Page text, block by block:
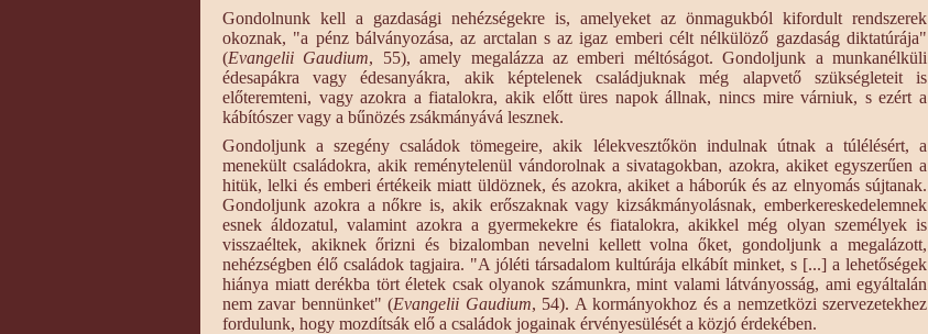
Gondolnunk kell a gazdasági nehézségekre is, amelyeket az önmagukból kifordult rendszerek
okoznak, "a pénz bálványozása, az arctalan s az igaz emberi célt nélkülöző gazdaság diktatúrája"
(Evangelii Gaudium, 55), amely megalázza az emberi méltóságot. Gondoljunk a munkanélküli
édesapákra vagy édesanyákra, akik képtelenek családjuknak még alapvető szükségleteit is
előteremteni, vagy azokra a fiatalokra, akik előtt üres napok állnak, nincs mire várniuk, s ezért a
kábítószer vagy a bűnözés zsákmányává lesznek.
Gondoljunk a szegény családok tömegeire, akik lélekvesztőkön indulnak útnak a túlélésért, a
menekült családokra, akik reménytelenül vándorolnak a sivatagokban, azokra, akiket egyszerűen a
hitük, lelki és emberi értékeik miatt üldöznek, és azokra, akiket a háborúk és az elnyomás sújtanak.
Gondoljunk azokra a nőkre is, akik erőszaknak vagy kizsákmányolásnak, emberkereskedelemnek
esnek áldozatul, valamint azokra a gyermekekre és fiatalokra, akikkel még olyan személyek is
visszaéltek, akiknek őrizni és bizalomban nevelni kellett volna őket, gondoljunk a megalázott,
nehézségben élő családok tagjaira. "A jóléti társadalom kultúrája elkábít minket, s [...] a lehetőségek
hiánya miatt derékba tört életek csak olyanok számunkra, mint valami látványosság, ami egyáltalán
nem zavar bennünket" (Evangelii Gaudium, 54). A kormányokhoz és a nemzetközi szervezetekhez
fordulunk, hogy mozdítsák elő a családok jogainak érvényesülését a közjó érdekében.